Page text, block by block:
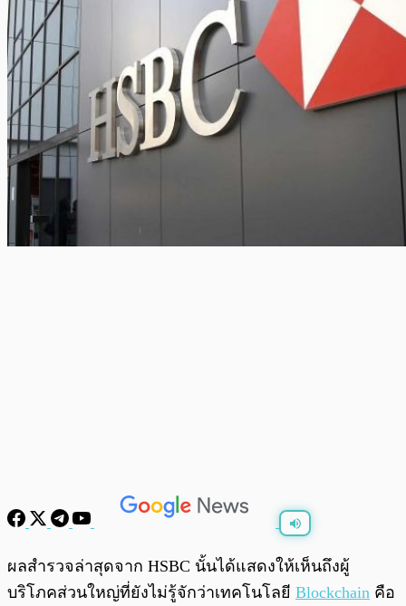
พร้อมเล่น 0:00/0:00
ผลสำรวจล่าสุดจาก HSBC นั้นได้แสดงให้เห็นถึงผู้
บริโภคส่วนใหญ่ที่ยังไม่รู้จักว่าเทคโนโลยี Blockchain คือ